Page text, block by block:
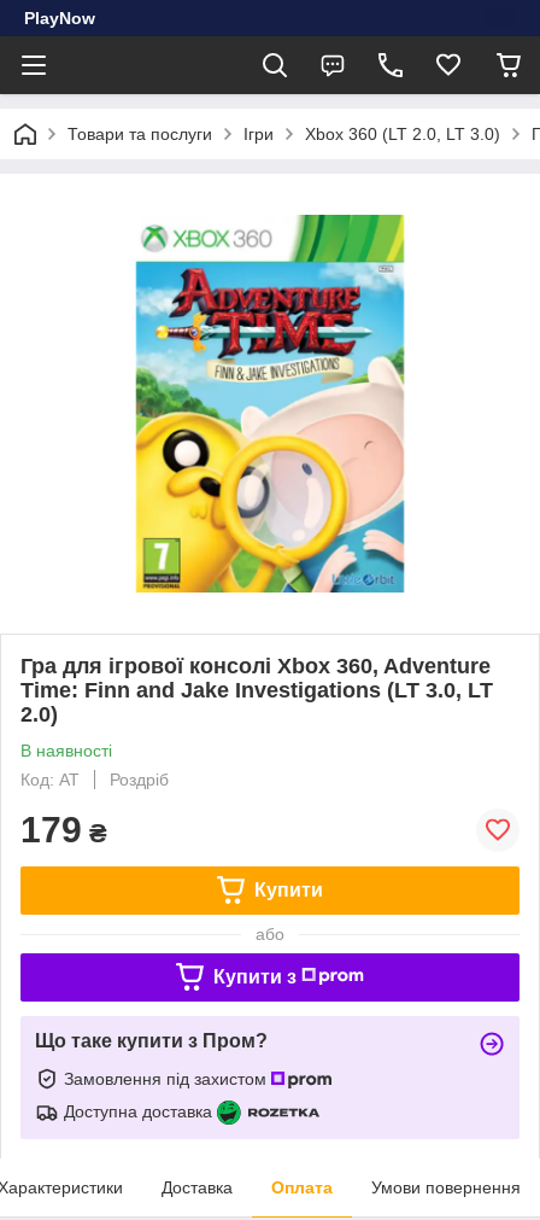
PlayNow
Товари та послуги Ігри Xbox 360 (LT 2.0, LT 3.0)
Гра для ігрової консолі Xbox 360, Adventure
Time: Finn and Jake Investigations (LT 3.0, LT
2.0)
В наявності
Код: AT
Роздріб
179 ₴
Купити
або
Купити з
Що таке купити з Пром?
Замовлення під захистом
Доступна доставка
Доставка Оплата Умови повернення